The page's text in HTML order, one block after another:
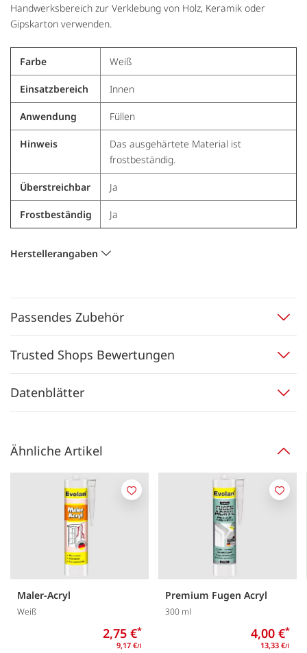
Handwerksbereich zur Verklebung von Holz, Keramik oder
Gipskarton verwenden.
Farbe Weiß
Einsatzbereich Innen
Anwendung Füllen
Hinweis
Das ausgehärtete Material ist
frostbeständig.
Überstreichbar Ja
Frostbeständig Ja
Herstellerangaben
Passendes Zubehör
Trusted Shops Bewertungen
Datenblätter
Ähnliche Artikel
Maler-Acryl
Weiß
2,75 €*
9,17 €/l
Merken
Premium Fugen Acryl
300 ml
4,00 €*
13,33 €/l